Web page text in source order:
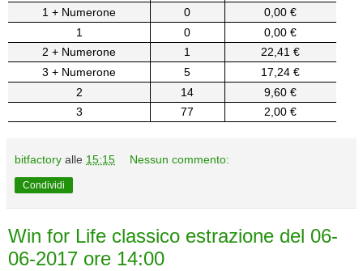
1 + Numerone
0
0,00 €
1
0
0,00 €
2 + Numerone
1
22,41 €
3 + Numerone
5
17,24 €
2
14
9,60 €
3
77 2,00 €
bitfactory alle 15:15 Nessun commento:
Condividi
Win for Life classico estrazione del 06-
06-2017 ore 14:00